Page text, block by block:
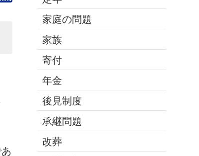
家庭の問題
家族
寄付
年金
後見制度
承継問題
改葬